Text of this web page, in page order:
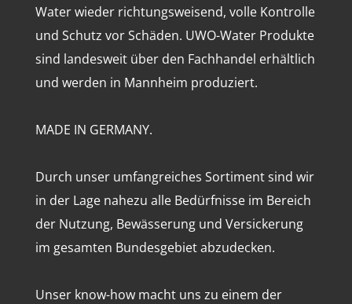
Water wieder richtungsweisend, volle Kontrolle
und Schutz vor Schäden. UWO-Water Produkte
sind landesweit über den Fachhandel erhältlich
und werden in Mannheim produziert.
MADE IN GERMANY.
Durch unser umfangreiches Sortiment sind wir
in der Lage nahezu alle Bedürfnisse im Bereich
der Nutzung, Bewässerung und Versickerung
im gesamten Bundesgebiet abzudecken.
Unser know-how macht uns zu einem der